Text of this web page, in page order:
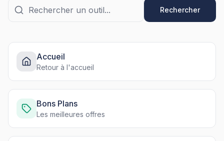
Rechercher
Accueil
Retour à l'accueil
Bons Plans
Les meilleures offres